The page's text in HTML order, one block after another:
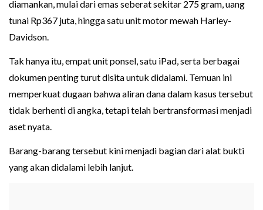
diamankan, mulai dari emas seberat sekitar 275 gram, uang
tunai Rp367 juta, hingga satu unit motor mewah Harley-
Davidson.
Tak hanya itu, empat unit ponsel, satu iPad, serta berbagai
dokumen penting turut disita untuk didalami. Temuan ini
memperkuat dugaan bahwa aliran dana dalam kasus tersebut
tidak berhenti di angka, tetapi telah bertransformasi menjadi
aset nyata.
Barang-barang tersebut kini menjadi bagian dari alat bukti
yang akan didalami lebih lanjut.